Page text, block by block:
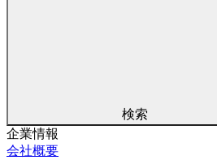
検索
企業情報
会社概要